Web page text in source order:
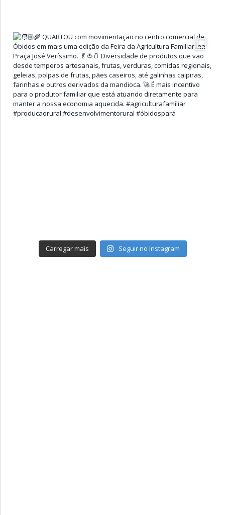
Carregar mais Seguir no Instagram